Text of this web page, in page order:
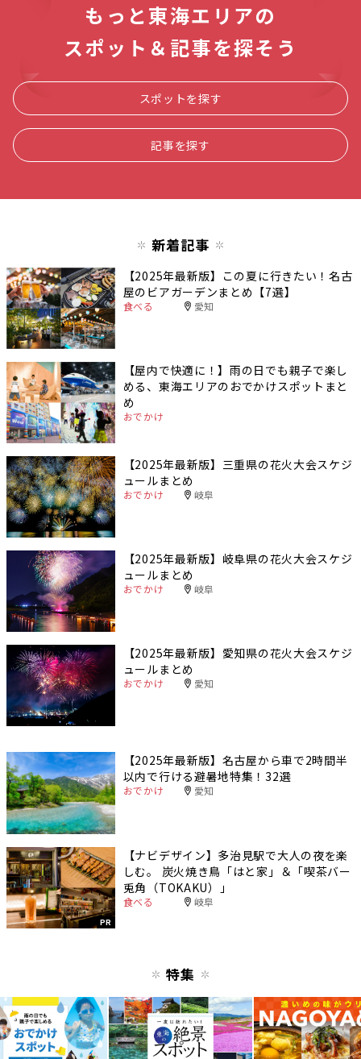
もっと東海エリアの
スポット＆記事を探そう
スポットを探す
記事を探す
新着記事
【2025年最新版】この夏に行きたい！名古
屋のビアガーデンまとめ【7選】
食べる 愛知
【屋内で快適に！】雨の日でも親子で楽し
める、東海エリアのおでかけスポットまと
め
おでかけ
【2025年最新版】三重県の花火大会スケジ
ュールまとめ
おでかけ 岐阜
【2025年最新版】岐阜県の花火大会スケジ
ュールまとめ
おでかけ 岐阜
【2025年最新版】愛知県の花火大会スケジ
ュールまとめ
おでかけ 愛知
【2025年最新版】名古屋から車で2時間半
以内で行ける避暑地特集！32選
おでかけ 愛知
PR
【ナビデザイン】多治見駅で大人の夜を楽
しむ。 炭火焼き鳥「はと家」＆「喫茶バー
兎角（TOKAKU）」
食べる 岐阜
特集